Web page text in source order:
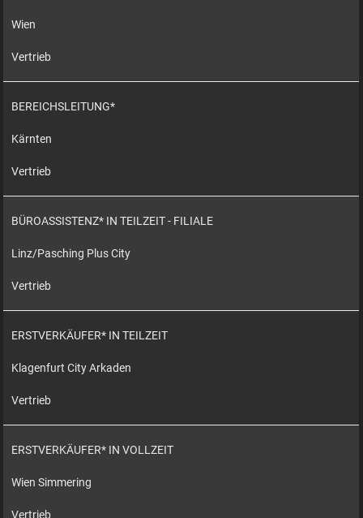
Wien
Vertrieb
BEREICHSLEITUNG*
Kärnten
Vertrieb
BÜROASSISTENZ* IN TEILZEIT - FILIALE
Linz/Pasching Plus City
Vertrieb
ERSTVERKÄUFER* IN TEILZEIT
Klagenfurt City Arkaden
Vertrieb
ERSTVERKÄUFER* IN VOLLZEIT
Wien Simmering
Vertrieb